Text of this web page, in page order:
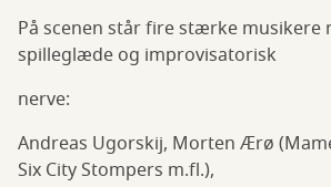
På scenen står fire stærke musikere
spilleglæde og improvisatorisk
nerve:
Andreas Ugorskij, Morten Ærø
Six City Stompers m.fl.),